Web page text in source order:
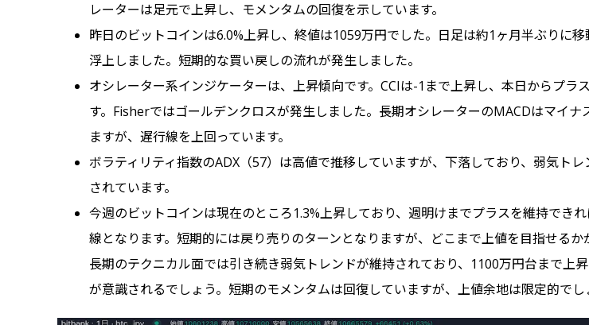
レーターは足元で上昇し、モメンタムの回復を示しています。
昨日のビットコインは6.0%上昇し、終値は1059万円でした。日足は約1ヶ月半ぶりに
浮上しました。短期的な買い戻しの流れが発生しました。
オシレーター系インジケーターは、上昇傾向です。CCIは-1まで上昇し、本日からプラ
す。Fisherではゴールデンクロスが発生しました。長期オシレーターのMACDはマイナ
ますが、遅行線を上回っています。
ボラティリティ指数のADX（57）は高値で推移していますが、下落しており、弱気ト
されています。
今週のビットコインは現在のところ1.3%上昇しており、週明けまでプラスを維持でき
線となります。短期的には戻り売りのターンとなりますが、どこまで上値を目指せるか
長期のテクニカル面では引き続き弱気トレンドが維持されており、1100万円台まで上
が意識されるでしょう。短期のモメンタムは回復していますが、上値余地は限定的でし